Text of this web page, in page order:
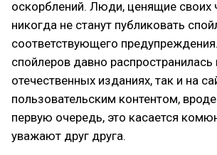
оскорблений. Люди, ценящие своих
никогда не станут публиковать
соответствующего
спойлеров давно распространилась
отечественных изданиях, так и на
пользовательским контентом,
первую очередь, это касается
уважают друг друга.